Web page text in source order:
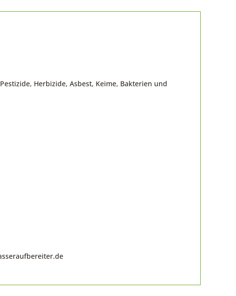
Herbizide, Asbest, Keime, Bakterien und